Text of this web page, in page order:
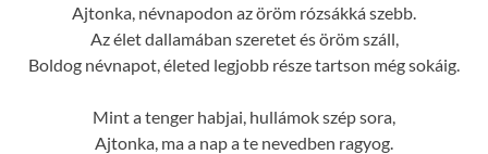
Ajtonka, névnapodon az öröm rózsákká szebb.
Az élet dallamában szeretet és öröm száll,
Boldog névnapot, életed legjobb része tartson még sokáig.
Mint a tenger habjai, hullámok szép sora,
Ajtonka, ma a nap a te nevedben ragyog.